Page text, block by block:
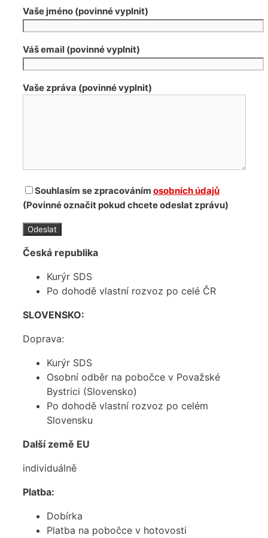
Vaše jméno (povinné vyplnit)
Váš email (povinné vyplnit)
Vaše zpráva (povinné vyplnit)
Souhlasím se zpracováním osobních údajů
(Povinné označit pokud chcete odeslat zprávu)
Česká republika
Kurýr SDS
Po dohodě vlastní rozvoz po celé ČR
SLOVENSKO:
Doprava:
Kurýr SDS
Osobní odběr na pobočce v Považské
Bystrici (Slovensko)
Po dohodě vlastní rozvoz po celém
Slovensku
Další země EU
individuálně
Platba:
Dobírka
Platba na pobočce v hotovosti